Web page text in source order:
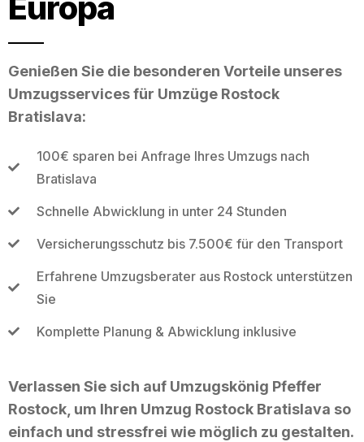
Genießen Sie die besonderen Vorteile unseres
Umzugsservices für Umzüge Rostock
Bratislava:
100€ sparen bei Anfrage Ihres Umzugs nach
Bratislava
Schnelle Abwicklung in unter 24 Stunden
Versicherungsschutz bis 7.500€ für den Transport
Erfahrene Umzugsberater aus Rostock unterstützen
Sie
Komplette Planung & Abwicklung inklusive
Verlassen Sie sich auf Umzugskönig Pfeffer
Rostock, um Ihren Umzug Rostock Bratislava so
einfach und stressfrei wie möglich zu gestalten.